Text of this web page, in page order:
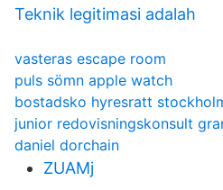
Teknik legitimasi adalah
vasteras escape room
puls sömn apple watch
bostadsko hyresratt
junior redovisningskonsult
daniel dorchain
ZUAMj